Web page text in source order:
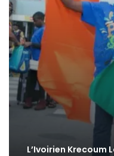
L’Ivoirien Krecoum